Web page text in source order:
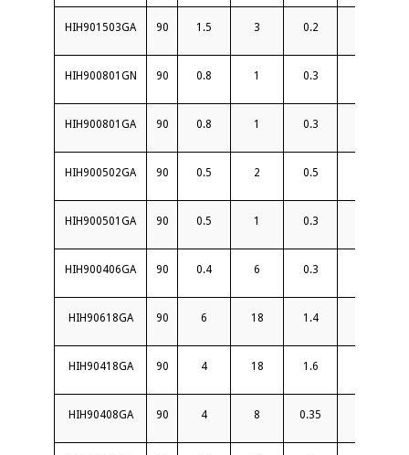
HIH901503GA 90 1.5 3 0.2
HIH900801GN 90 0.8 1 0.3
HIH900801GA 90 0.8 1 0.3
HIH900502GA 90 0.5 2 0.5
HIH900501GA 90 0.5 1 0.3
HIH900406GA 90 0.4 6 0.3
HIH90618GA 90 6 18 1.4
HIH90418GA 90 4 18 1.6
HIH90408GA 90 4 8 0.35